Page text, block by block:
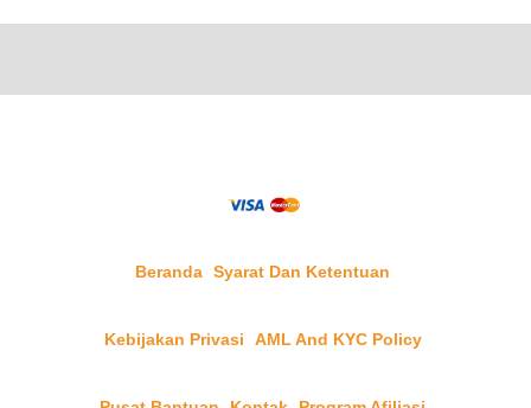
Beranda Syarat Dan Ketentuan
Kebijakan Privasi AML And KYC Policy